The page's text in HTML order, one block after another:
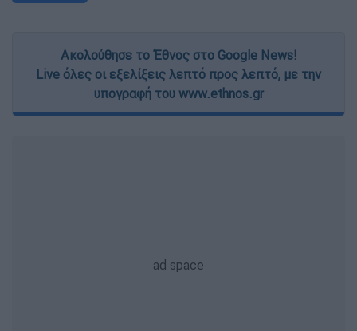
Ακολούθησε το Έθνος στο Google News!
Live όλες οι εξελίξεις λεπτό προς λεπτό, με την
υπογραφή του www.ethnos.gr